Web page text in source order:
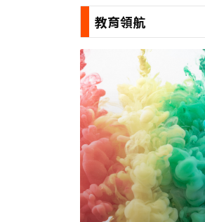
教育領航